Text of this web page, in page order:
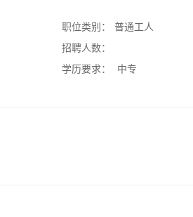
职位类别：
普通工人
招聘人数：
学历要求：
中专